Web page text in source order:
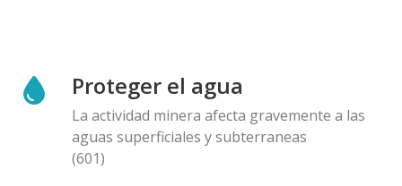
Proteger el agua
La actividad minera afecta gravemente a las
aguas superficiales y subterraneas
(601)